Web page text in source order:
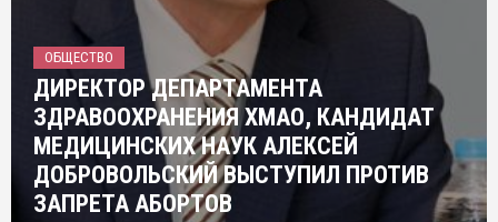
ОБЩЕСТВО
ДИРЕКТОР ДЕПАРТАМЕНТА
ЗДРАВООХРАНЕНИЯ ХМАО, КАНДИДАТ
МЕДИЦИНСКИХ НАУК АЛЕКСЕЙ
ДОБРОВОЛЬСКИЙ ВЫСТУПИЛ ПРОТИВ
ЗАПРЕТА АБОРТОВ